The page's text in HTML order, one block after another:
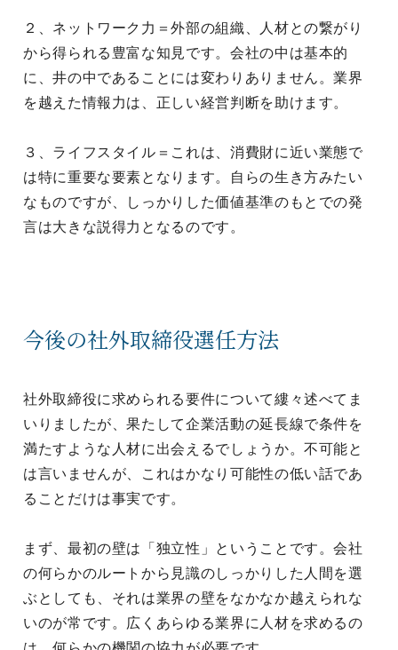
２、ネットワーク力＝外部の組織、人材との繋がり
から得られる豊富な知見です。会社の中は基本的
に、井の中であることには変わりありません。業界
を越えた情報力は、正しい経営判断を助けます。
３、ライフスタイル＝これは、消費財に近い業態で
は特に重要な要素となります。自らの生き方みたい
なものですが、しっかりした価値基準のもとでの発
言は大きな説得力となるのです。
今後の社外取締役選任方法
社外取締役に求められる要件について縷々述べてま
いりましたが、果たして企業活動の延長線で条件を
満たすような人材に出会えるでしょうか。不可能と
は言いませんが、これはかなり可能性の低い話であ
ることだけは事実です。
まず、最初の壁は「独立性」ということです。会社
の何らかのルートから見識のしっかりした人間を選
ぶとしても、それは業界の壁をなかなか越えられな
いのが常です。広くあらゆる業界に人材を求めるの